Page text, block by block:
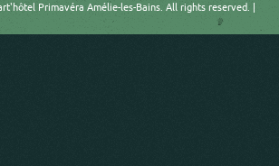
Primavéra Amélie-les-Bains. All rights reserved. |